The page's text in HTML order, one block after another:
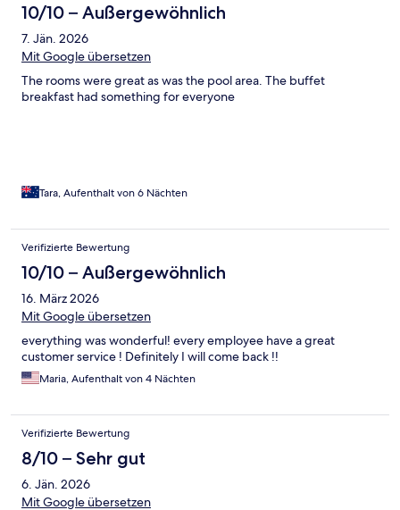
10/10 – Außergewöhnlich
7. Jän. 2026
Mit Google übersetzen
The rooms were great as was the pool area. The buffet
breakfast had something for everyone
Tara, Aufenthalt von 6 Nächten
Verifizierte Bewertung
10/10 – Außergewöhnlich
16. März 2026
Mit Google übersetzen
everything was wonderful! every employee have a great
customer service ! Definitely I will come back !!
Maria, Aufenthalt von 4 Nächten
Verifizierte Bewertung
8/10 – Sehr gut
6. Jän. 2026
Mit Google übersetzen